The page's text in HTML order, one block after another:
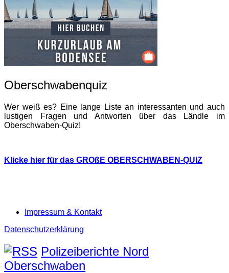
Oberschwabenquiz
Wer weiß es? Eine lange Liste an interessanten und auch
lustigen Fragen und Antworten über das Ländle im
Oberschwaben-Quiz!
Klicke hier für das GROßE OBERSCHWABEN-QUIZ
Impressum & Kontakt
Datenschutzerklärung
Polizeiberichte Nord
Oberschwaben